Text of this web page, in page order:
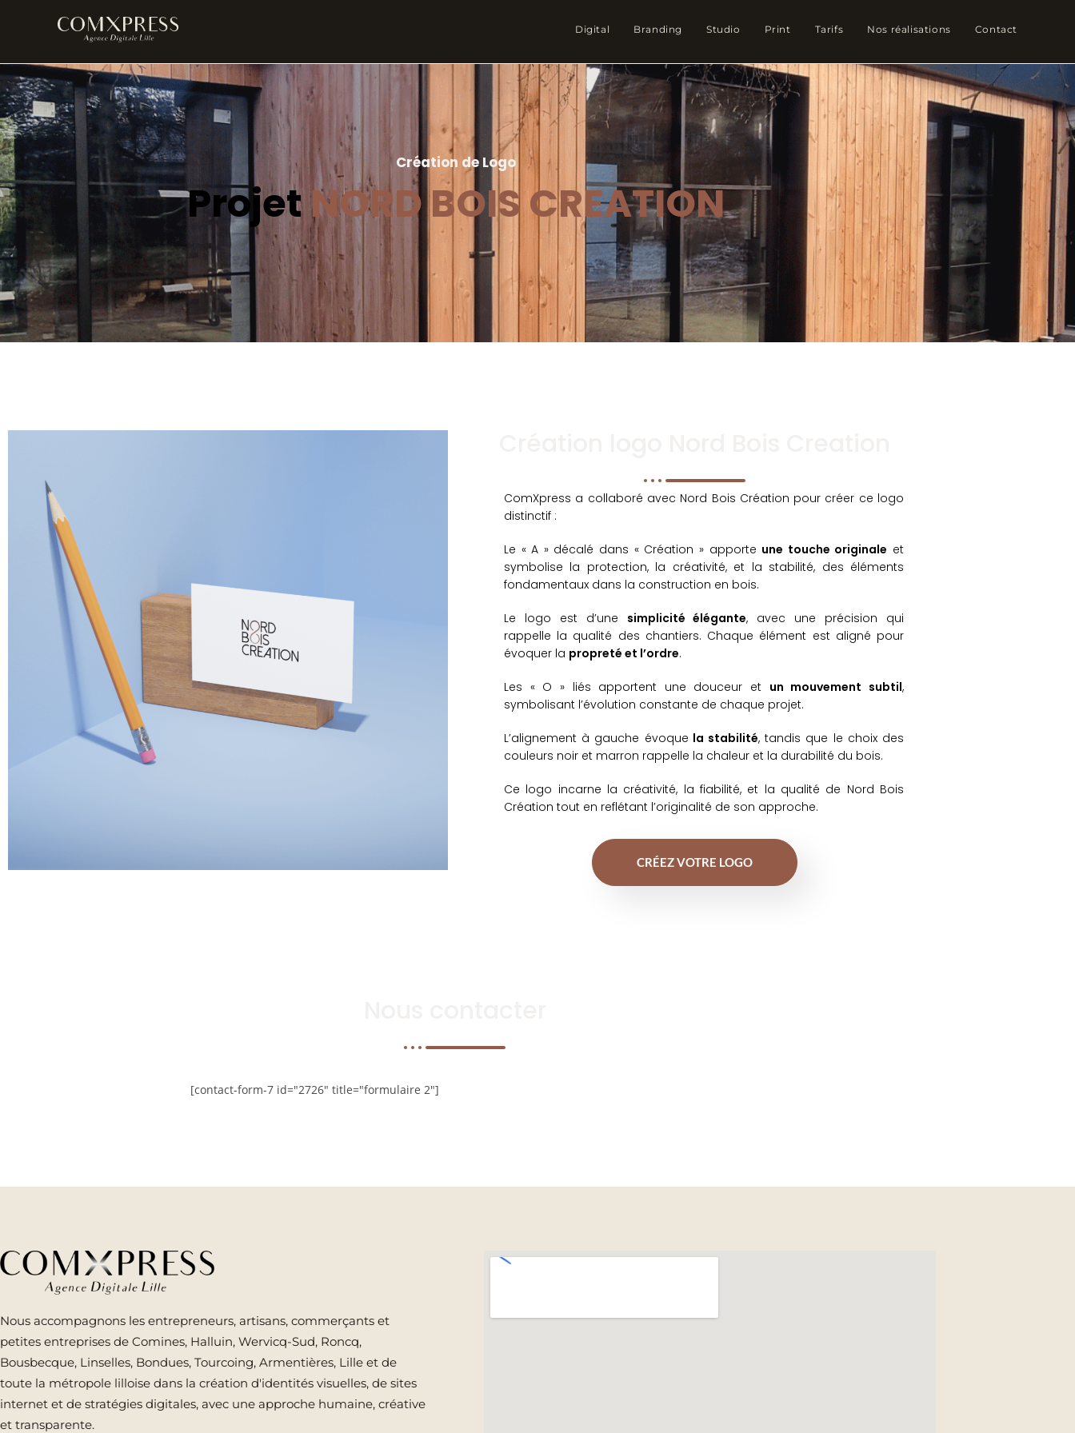
Digital Branding Studio Print Tarifs Nos réalisations Contact
Création de Logo
ProjetNORD BOIS CREATION
ComXpress a collaboré avec Nord Bois Création pour créer ce logo
distinctif :
Le « A » décalé dans « Création » apporte une touche originale et
symbolise la protection, la créativité, et la stabilité, des éléments
fondamentaux dans la construction en bois.
Le logo est d’une simplicité élégante, avec une précision qui
rappelle la qualité des chantiers. Chaque élément est aligné pour
évoquer la propreté et l’ordre.
Les « O » liés apportent une douceur et un mouvement subtil,
symbolisant l’évolution constante de chaque projet.
L’alignement à gauche évoque la stabilité, tandis que le choix des
couleurs noir et marron rappelle la chaleur et la durabilité du bois.
Ce logo incarne la créativité, la fiabilité, et la qualité de Nord Bois
Création tout en reflétant l’originalité de son approche.
CRÉEZ VOTRE LOGO
[contact-form-7 id="2726" title="formulaire 2"]
Nous accompagnons les entrepreneurs, artisans, commerçants et
petites entreprises de Comines, Halluin, Wervicq-Sud, Roncq,
Bousbecque, Linselles, Bondues, Tourcoing, Armentières, Lille et de
toute la métropole lilloise dans la création d'identités visuelles, de sites
internet et de stratégies digitales, avec une approche humaine, créative
et transparente.